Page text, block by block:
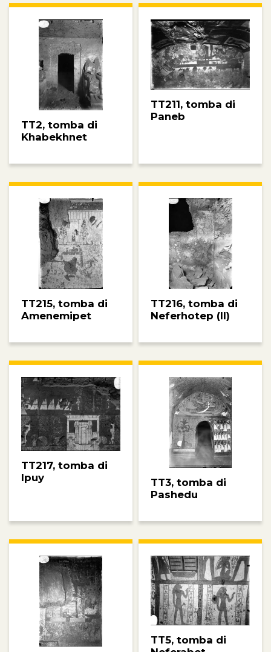
TT2, tomba di
Khabekhnet
TT211, tomba di
Paneb
TT215, tomba di
Amenemipet
TT216, tomba di
Neferhotep (II)
TT217, tomba di
Ipuy
TT3, tomba di
Pashedu
TT5, tomba di